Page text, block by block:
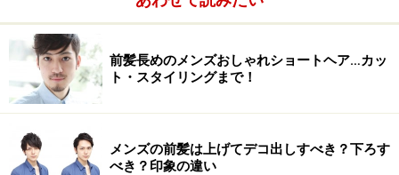
今回はくせ毛でもストレートヘアでもスッキリと清潔感
前髪長めのメンズおしゃれショートヘア…カッ
ト・スタイリングまで！
メンズの前髪は上げてデコ出しすべき？下ろす
べき？印象の違い